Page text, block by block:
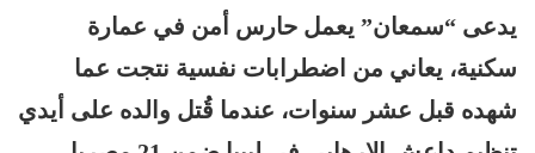
يدعى “سمعان” يعمل حارس أمن في عمارة
سكنية، يعاني من اضطرابات نفسية نتجت عما
شهده قبل عشر سنوات، عندما قُتل والده على أيدي